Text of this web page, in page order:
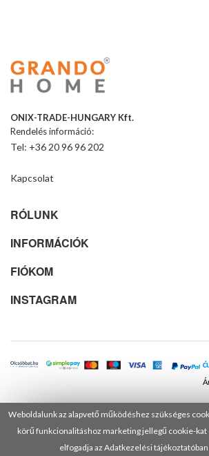
Weboldalunk az alapvető működéshez szükséges
körű funkcionalitáshoz marketing jellegű cookie-
elfogadja az Adatkezelési
ONIX-TRADE-HUNGARY Kft.
Rendelés információ:
Tel: +36 20 96 96 202
Kapcsolat
RÓLUNK
INFORMÁCIÓK
FIÓKOM
INSTAGRAM
© 2025 Minden jog fenntartva!